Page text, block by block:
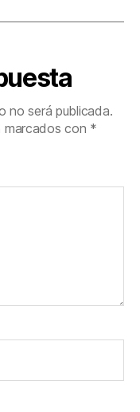
no será publicada.
marcados con *